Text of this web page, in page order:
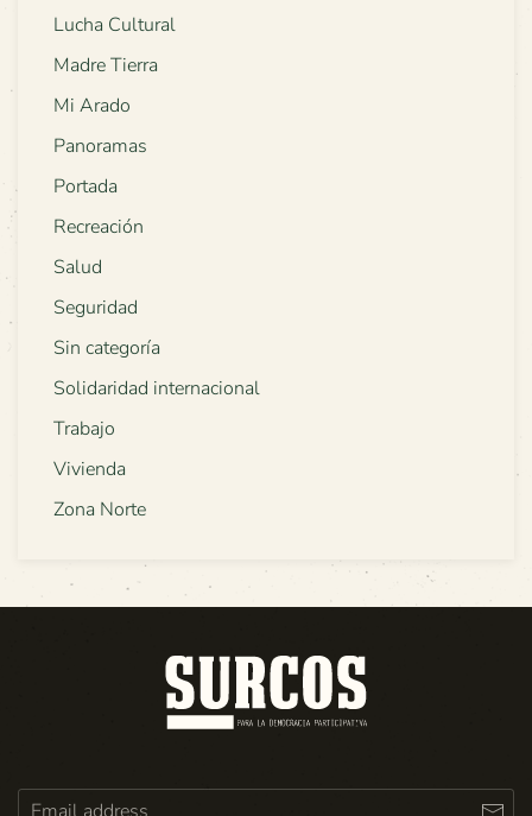
Lucha Cultural
Madre Tierra
Mi Arado
Panoramas
Portada
Recreación
Salud
Seguridad
Sin categoría
Solidaridad internacional
Trabajo
Vivienda
Zona Norte